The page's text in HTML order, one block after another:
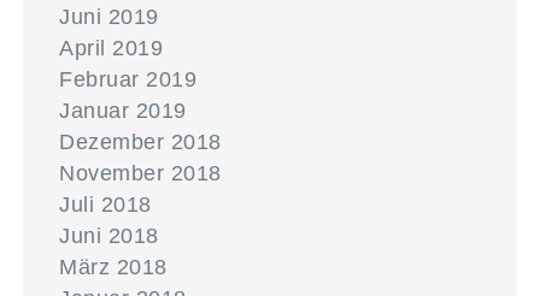
Juni 2019
April 2019
Februar 2019
Januar 2019
Dezember 2018
November 2018
Juli 2018
Juni 2018
März 2018